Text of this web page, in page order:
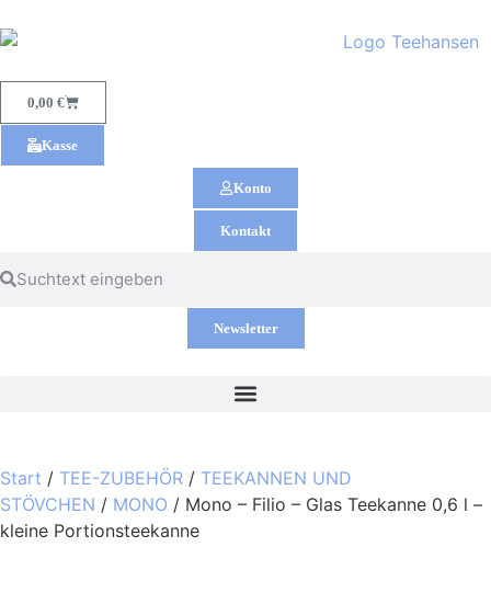
0,00 €
Kasse
Konto
Kontakt
Newsletter
Start / TEE-ZUBEHÖR / TEEKANNEN UND
STÖVCHEN / MONO / Mono – Filio – Glas Teekanne 0,6 l –
kleine Portionsteekanne